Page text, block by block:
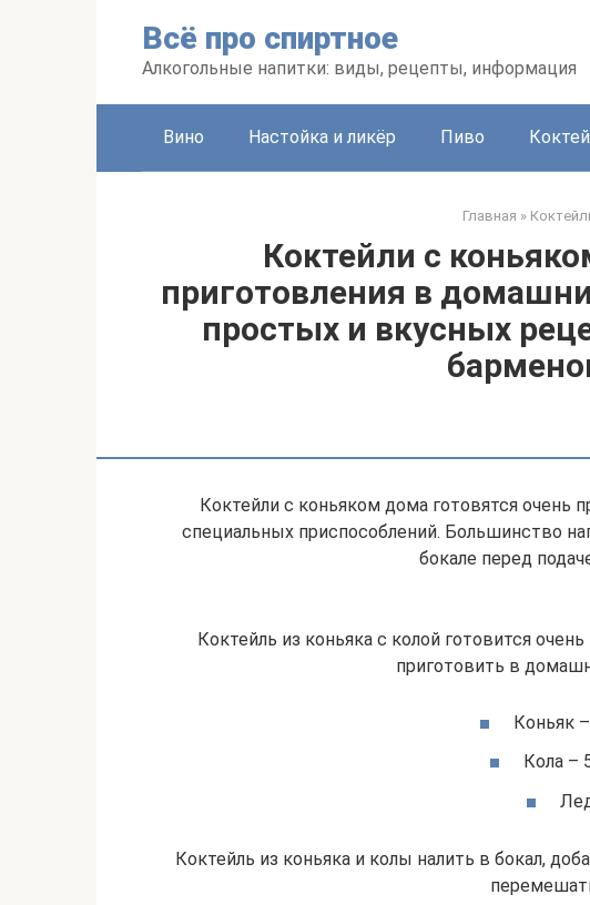
Всё про спиртное
Алкогольные напитки: виды, рецепты, информация
Вино Настойка и ликёр Пиво
Главная »
Коктейли с
приготовления в
простых и вкусных
Коктейли с коньяком дома готовятся очень
специальных приспособлений. Большинство
бокале перед
Коктейль из коньяка с колой готовится
приготовить в
Коньяк
Кола –
Коктейль из коньяка и колы налить в бокал,